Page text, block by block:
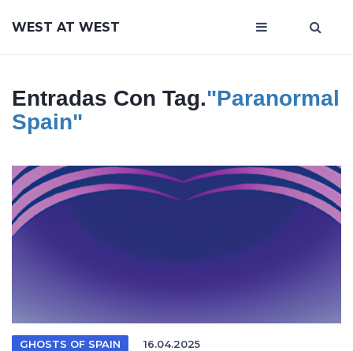
WEST AT WEST
Entradas Con Tag."paranormal
Spain"
GHOSTS OF SPAIN 16.04.2025